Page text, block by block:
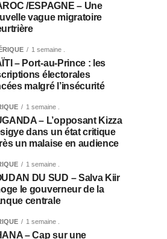
/ESPAGNE – Une
vague migratoire
1 semaine .
– Port-au-Prince : les
électorales
malgré l’insécurité
1 semaine .
– L’opposant Kizza
dans un état critique
un malaise en audience
1 semaine .
DU SUD – Salva Kiir
le gouverneur de la
centrale
1 semaine .
– Cap sur une